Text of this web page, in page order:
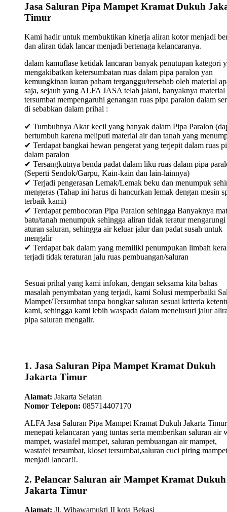
Jasa Saluran Pipa Mampet Kramat Dukuh
Timur
Kami hadir untuk membuktikan kinerja aliran kotor menjadi
dan aliran tidak lancar menjadi bertenaga kelancaranya.
dalam kamuflase ketidak lancaran banyak penutupan kategori
mengakibatkan ketersumbatan ruas dalam pipa paralon yan
kemungkinan kuran paham terganggu/tersebab oleh material
saja, sejauh yang ALFA JASA telah jalani, banyaknya material
tersumbat mempengaruhi genangan ruas pipa paralon dalam
di sebabkan dalam prihal :
✔ Tumbuhnya Akar kecil yang banyak dalam Pipa Paralon
bertumbuh karena meliputi material air dan tanah yang
✔ Terdapat bangkai hewan pengerat yang terjepit dalam ruas
dalam paralon
✔ Tersangkutnya benda padat dalam liku ruas dalam pipa
(Seperti Sendok/Garpu, Kain-kain dan lain-lainnya)
✔ Terjadi pengerasan Lemak/Lemak beku dan menumpuk
mengeras (Tahap ini harus di hancurkan lemak dengan mesin
terbaik kami)
✔ Terdapat pembocoran Pipa Paralon sehingga Banyaknya
batu/tanah menumpuk sehingga aliran tidak teratur mengarungi
aturan saluran, sehingga air keluar jalur dan padat susah untuk
mengalir
✔ Terdapat bak dalam yang memiliki penumpukan limbah
terjadi tidak teraturan jalu ruas pembuangan/saluran
Sesuai prihal yang kami infokan, dengan seksama kita bahas
masalah penymbatan yang terjadi, kami Solusi memperbaiki
Mampet/Tersumbat tanpa bongkar saluran sesuai kriteria
kami, sehingga kami lebih waspada dalam menelusuri jalur
pipa saluran mengalir.
1. Jasa Saluran Pipa Mampet Kramat Dukuh
Jakarta Timur
Alamat: Jakarta Selatan
Nomor Telepon: 085714407170
ALFA Jasa Saluran Pipa Mampet Kramat Dukuh Jakarta Timur
menepati kelancaran yang tuntas serta memberikan saluran air
mampet, wastafel mampet, saluran pembuangan air mampet,
wastafel tersumbat, kloset tersumbat,saluran cuci piring mampet
menjadi lancar!!.
2. Pelancar Saluran air Mampet Kramat Dukuh
Jakarta Timur
Alamat: Jl. Wibawamukti II kota Bekasi